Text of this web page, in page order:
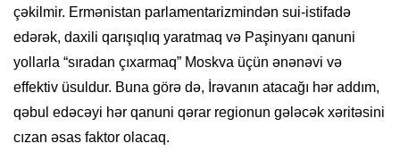
çəkilmir. Ermənistan parlamentarizmindən sui-istifadə
edərək, daxili qarışıqlıq yaratmaq və Paşinyanı qanuni
yollarla “sıradan çıxarmaq” Moskva üçün ənənəvi və
effektiv üsuldur. Buna görə də, İrəvanın atacağı hər addım,
qəbul edəcəyi hər qanuni qərar regionun gələcək xəritəsini
cızan əsas faktor olacaq.